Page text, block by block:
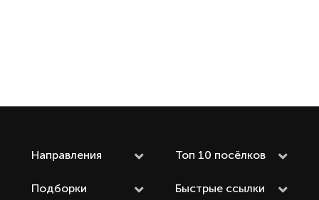
Направления Топ 10 посёлков
Подборки Быстрые ссылки